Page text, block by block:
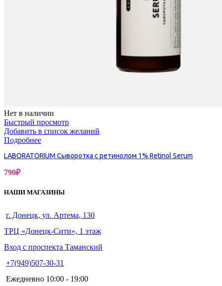
Нет в наличии
Быстрый просмотр
Добавить в список желаний
Подробнее
LABORATORIUM Сыворотка с ретинолом 1% Retinol Serum
790₽
НАШИ МАГАЗИНЫ
г. Донецк, ул. Артема, 130
ТРЦ «Донецк-Сити», 1 этаж
Вход с проспекта Таманский
+7(949)507-30-31
Ежедневно 10:00 - 19:00